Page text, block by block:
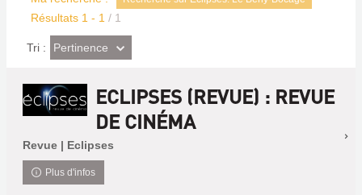
Résultats 1 - 1 / 1
Tri : (Effet
imédiat)
Pertinence
ECLIPSES (REVUE) : REVUE
DE CINÉMA
Revue | Eclipses
Plus d'infos